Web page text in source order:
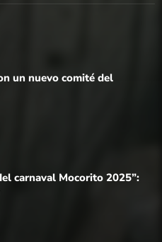
un nuevo comité del
carnaval Mocorito 2025”: